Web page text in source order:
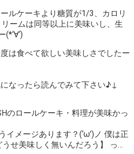
ルケーキより糖質が1/3、カロリ
ームは同等以上に美味いし、生
(*‘∀‘)
は食べて欲しい美味しさでしたー
なったら読んでみて下さい♪↓
のロールケーキ・料理が美味かっ
イメージあります？(‘ω’)ノ 僕は正
せ美味しく無いんだろう】 っ…